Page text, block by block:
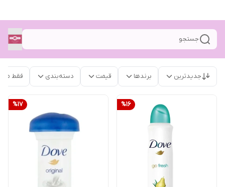
جستجو
جدیدترین برندها قیمت دسته‌بندی فقط
%16
%17